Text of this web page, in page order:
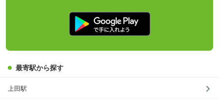
最寄駅から探す
上田駅